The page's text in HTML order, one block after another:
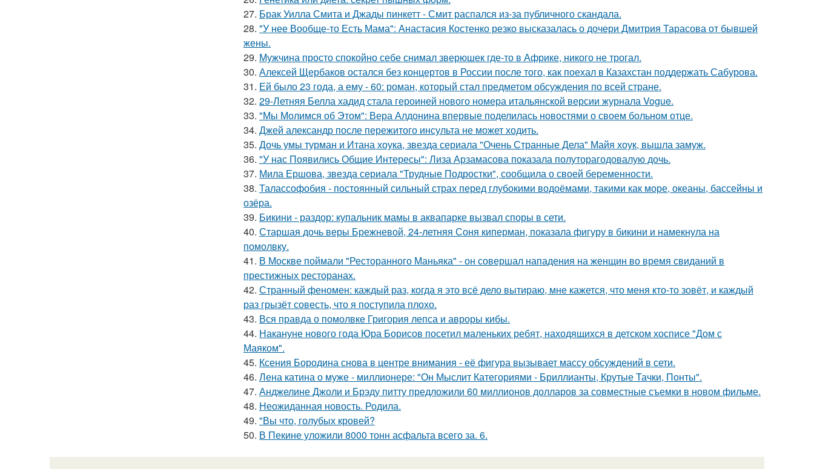
27. Брак Уилла Смита и Джады пинкетт - Смит распался из-за публичного скандала.
28. "У нее Вообще-то Есть Мама": Анастасия Костенко резко высказалась о дочери Дмитрия Тарасова от бывшей
жены.
29. Мужчина просто спокойно себе снимал зверюшек где-то в Африке, никого не трогал.
30. Алексей Щербаков остался без концертов в России после того, как поехал в Казахстан поддержать Сабурова.
31. Ей было 23 года, а ему - 60: роман, который стал предметом обсуждения по всей стране.
32. 29-Летняя Белла хадид стала героиней нового номера итальянской версии журнала Vogue.
33. "Мы Молимся об Этом": Вера Алдонина впервые поделилась новостями о своем больном отце.
34. Джей александр после пережитого инсульта не может ходить.
35. Дочь умы турман и Итана хоука, звезда сериала "Очень Странные Дела" Майя хоук, вышла замуж.
36. "У нас Появились Общие Интересы": Лиза Арзамасова показала полуторагодовалую дочь.
37. Мила Ершова, звезда сериала "Трудные Подростки", сообщила о своей беременности.
38. Талассофобия - постоянный сильный страх перед глубокими водоёмами, такими как море, океаны, бассейны и
озёра.
39. Бикини - раздор: купальник мамы в аквапарке вызвал споры в сети.
40. Старшая дочь веры Брежневой, 24-летняя Соня киперман, показала фигуру в бикини и намекнула на
помолвку.
41. В Москве поймали "Ресторанного Маньяка" - он совершал нападения на женщин во время свиданий в
престижных ресторанах.
42. Странный феномен: каждый раз, когда я это всё дело вытираю, мне кажется, что меня кто-то зовёт, и каждый
раз грызёт совесть, что я поступила плохо.
43. Вся правда о помолвке Григория лепса и авроры кибы.
44. Накануне нового года Юра Борисов посетил маленьких ребят, находящихся в детском хосписе "Дом с
Маяком".
45. Ксения Бородина снова в центре внимания - её фигура вызывает массу обсуждений в сети.
46. Лена катина о муже - миллионере: "Он Мыслит Категориями - Бриллианты, Крутые Тачки, Понты".
47. Анджелине Джоли и Брэду питту предложили 60 миллионов долларов за совместные съемки в новом фильме.
48. Неожиданная новость. Родила.
49. "Вы что, голубых кровей?
50. В Пекине уложили 8000 тонн асфальта всего за. 6.